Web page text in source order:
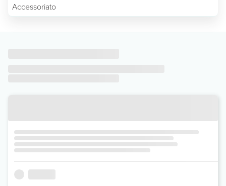
Accessoriato